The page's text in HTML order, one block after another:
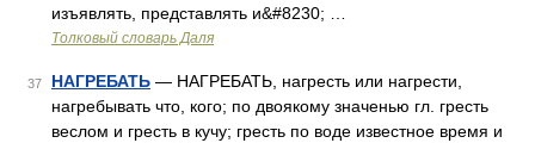
изъявлять, представлять и&#8230; …
Толковый словарь Даля
37 НАГРЕБАТЬ — НАГРЕБАТЬ, нагресть или нагрести,
нагребывать что, кого; по двоякому значенью гл. гресть
веслом и гресть в кучу; гресть по воде известное время и